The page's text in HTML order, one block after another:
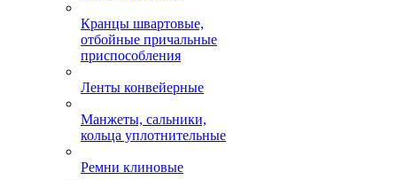
Кранцы швартовые,
отбойные причальные
приспособления
Ленты конвейерные
Манжеты, сальники,
кольца уплотнительные
Ремни клиновые